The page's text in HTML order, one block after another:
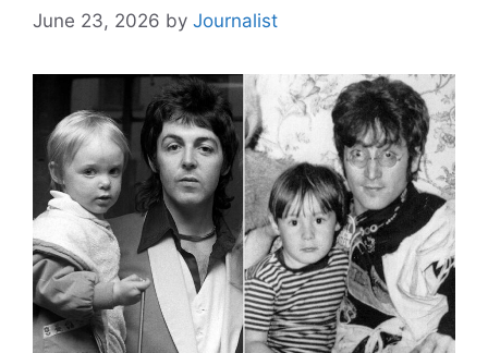
June 23, 2026 by Journalist